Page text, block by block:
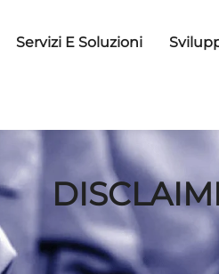
Servizi E Soluzioni